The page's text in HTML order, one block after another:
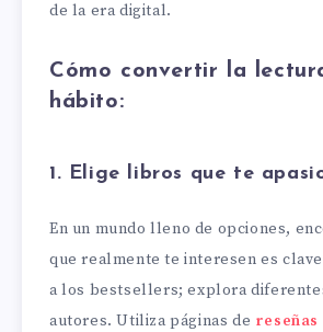
de la era digital.
Cómo convertir la
hábito:
1. Elige libros que te
En un mundo lleno de opciones,
que realmente te interesen es
a los bestsellers; explora
autores. Utiliza páginas de